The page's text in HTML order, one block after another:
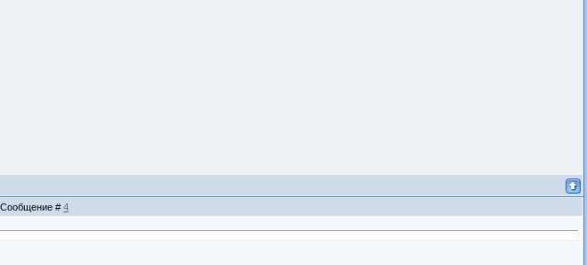
Сообщение # 4